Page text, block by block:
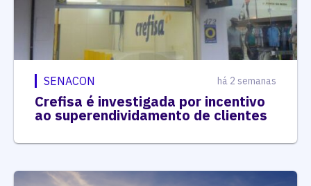
SENACON há 2 semanas
Crefisa é investigada por incentivo
ao superendividamento de clientes